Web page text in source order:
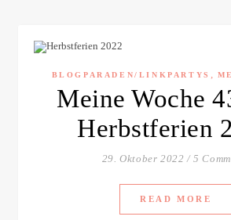
BLOGPARADEN/LINKPARTYS ,
Meine Woche
Herbstferien
29. Oktober 2022 / 5
READ MORE